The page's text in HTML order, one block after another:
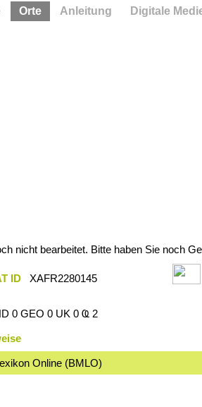
nicht bearbeitet. Bitte haben Sie noch
ID
XAFR2280145
0 GEO 0 UK 0 Ҩ 2
Online (BMLO)
Orte Anleitung Digitale